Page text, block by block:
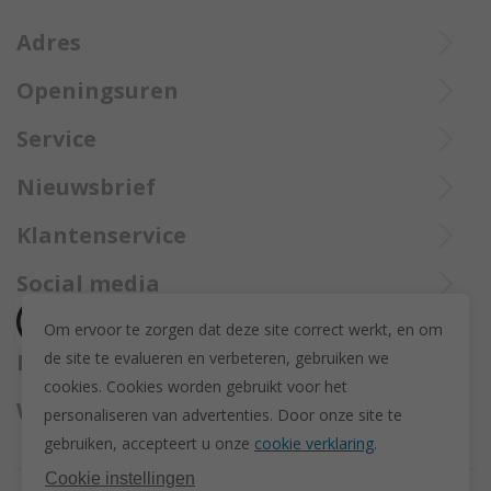
opgestuurd met Bpost.
Adres
Ieperstraat 3
057 33 34 61
info@juwelennevejan.be
Openingsuren
Di tot Zat : 10u tot 12u en 13u30 tot 18u
Service
Bel Trollbeadsonlineservice op
+32 057 33 34 61
of bereik ons viamail
Nieuwsbrief
Alles over nieuwe Trollbeadsproducten en acties te weten
(Max. 2 e-mails per maand.)
Klantenservice
Over ons
Herroeping
Retourneren en ruilen
Privacy policy
Algemene voorwaarden
Disclaimer
Actievoorwaarden - Trollbeads GWP Paashanger
Social media
Betaalmethodes
Wij versturen met
Om ervoor te zorgen dat deze site correct werkt, en om
de site te evalueren en verbeteren, gebruiken we
cookies. Cookies worden gebruikt voor het
personaliseren van advertenties. Door onze site te
gebruiken, accepteert u onze cookie verklaring.
Cookie instellingen